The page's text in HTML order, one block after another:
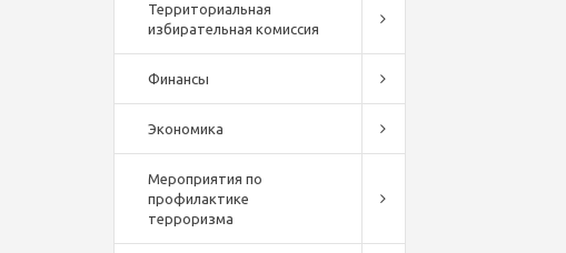
Территориальная
избирательная комиссия
Финансы
Экономика
Мероприятия по
профилактике
терроризма